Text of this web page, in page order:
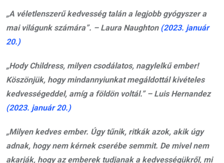
„A véletlenszerű kedvesség talán a legjobb gyógyszer a
mai világunk számára”. – Laura Naughton (2023. január
20.)
„Hody Childress, milyen csodálatos, nagylelkű ember!
Köszönjük, hogy mindannyiunkat megáldottál kivételes
kedvességeddel, amíg a földön voltál.” – Luis Hernandez
(2023. január 20.)
„Milyen kedves ember. Úgy tűnik, ritkák azok, akik úgy
adnak, hogy nem kérnek cserébe semmit. De mivel nem
akarják, hogy az emberek tudjanak a kedvességükről, mi